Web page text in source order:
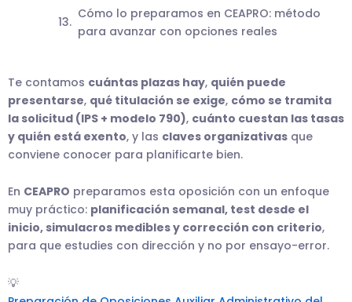
Cómo lo preparamos en CEAPRO: método
para avanzar con opciones reales
Te contamos cuántas plazas hay, quién puede
presentarse, qué titulación se exige, cómo se tramita
la solicitud (IPS + modelo 790), cuánto cuestan las tasas
y quién está exento, y las claves organizativas que
conviene conocer para planificarte bien.
En CEAPRO preparamos esta oposición con un enfoque
muy práctico: planificación semanal, test desde el
inicio, simulacros medibles y corrección con criterio,
para que estudies con dirección y no por ensayo-error.
💡